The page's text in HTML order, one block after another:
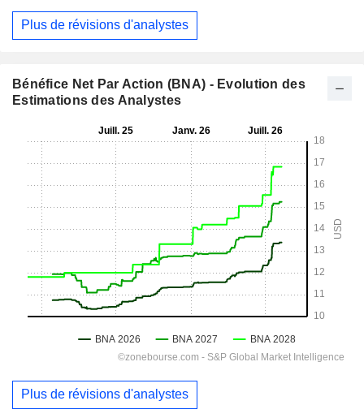
Plus de révisions d'analystes
Bénéfice Net Par Action (BNA) - Evolution des
Estimations des Analystes
Plus de révisions d'analystes